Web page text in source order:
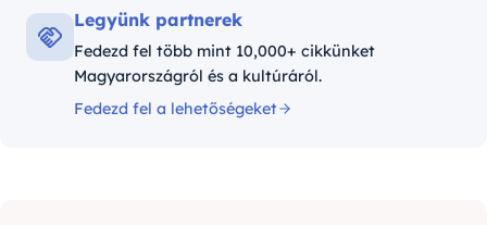
Legyünk partnerek
Fedezd fel több mint 10,000+ cikkünket
Magyarországról és a kultúráról.
Fedezd fel a lehetőségeket